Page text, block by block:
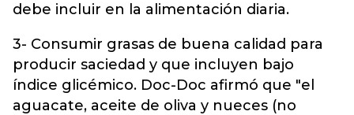
debe incluir en la alimentación diaria.
3- Consumir grasas de buena calidad para
producir saciedad y que incluyen bajo
índice glicémico. Doc-Doc afirmó que "el
aguacate, aceite de oliva y nueces (no